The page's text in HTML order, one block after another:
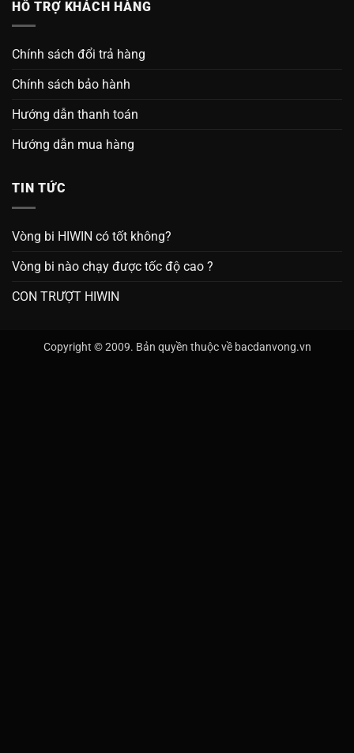
HỖ TRỢ KHÁCH HÀNG
Chính sách đổi trả hàng
Chính sách bảo hành
Hướng dẫn thanh toán
Hướng dẫn mua hàng
TIN TỨC
Vòng bi HIWIN có tốt không?
Vòng bi nào chạy được tốc độ cao ?
CON TRƯỢT HIWIN
Copyright © 2009. Bản quyền thuộc về bacdanvong.vn